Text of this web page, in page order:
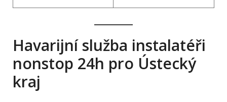
Havarijní služba instalatéři
nonstop 24h pro Ústecký
kraj